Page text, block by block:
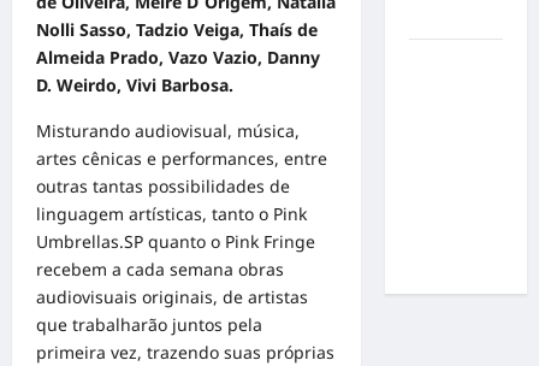
Nolli Sasso, Tadzio Veiga, Thaís de
Almeida Prado, Vazo Vazio, Danny
D. Weirdo, Vivi Barbosa.
Misturando audiovisual, música,
artes cênicas e performances, entre
outras tantas possibilidades de
linguagem artísticas, tanto o Pink
Umbrellas.SP quanto o Pink Fringe
recebem a cada semana obras
audiovisuais originais, de artistas
que trabalharão juntos pela
primeira vez, trazendo suas próprias